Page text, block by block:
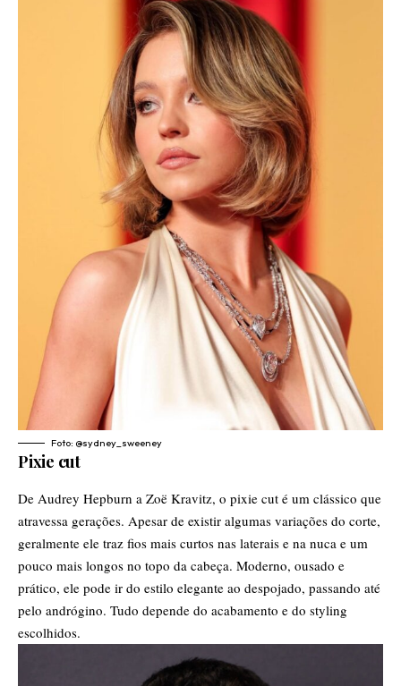
Foto: @sydney_sweeney
Pixie cut
De Audrey Hepburn a Zoë Kravitz, o pixie cut é um clássico que
atravessa gerações. Apesar de existir algumas variações do corte,
geralmente ele traz fios mais curtos nas laterais e na nuca e um
pouco mais longos no topo da cabeça. Moderno, ousado e
prático, ele pode ir do estilo elegante ao despojado, passando até
pelo andrógino. Tudo depende do acabamento e do styling
escolhidos.